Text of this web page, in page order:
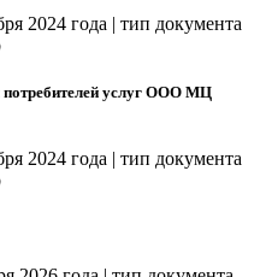
2024 года | тип документа
потребителей услуг ООО МЦ
2024 года | тип документа